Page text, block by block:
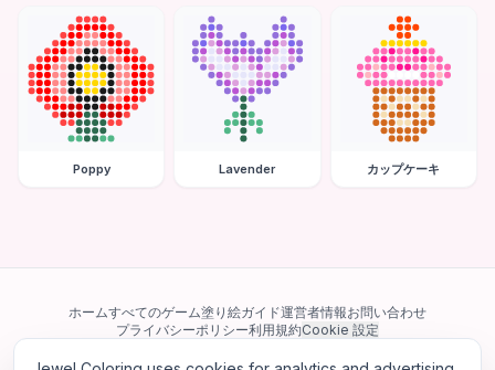
Poppy Lavender カップケーキ
ホームすべてのゲーム塗り絵ガイド運営者情報お問い合わせ
プライバシーポリシー利用規約Cookie 設定